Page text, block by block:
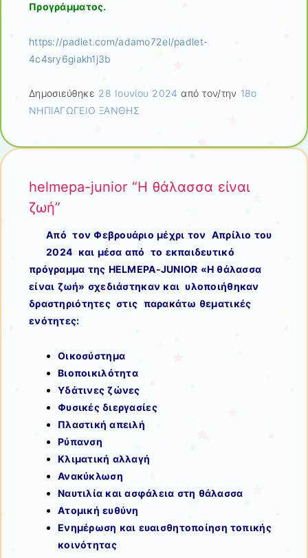
Προγράμματος.
https://padlet.com/adamo72el/padlet-
4c4sry6giakh1j3b
Δημοσιεύθηκε 28 Ιουνίου 2024 από τον/την 18ο
ΝΗΠΙΑΓΩΓΕΙΟ ΞΑΝΘΗΣ
helmepa-junior “Η θάλασσα είναι
ζωή”
Από τον Φεβρουάριο μέχρι τον Απρίλιο του
2024 και μέσα από το εκπαιδευτικό
πρόγραμμα της HELMEPA-JUNIOR «Η θάλασσα
είναι ζωή» σχεδιάστηκαν και υλοποιήθηκαν
δραστηριότητες στις παρακάτω θεματικές
ενότητες:
Οικοσύστημα
Βιοποικιλότητα
Υδάτινες ζώνες
Φυσικές διεργασίες
Πλαστική απειλή
Ρύπανση
Κλιματική αλλαγή
Ανακύκλωση
Ναυτιλία και ασφάλεια στη θάλασσα
Ατομική ευθύνη
Ενημέρωση και ευαισθητοποίηση τοπικής
κοινότητας